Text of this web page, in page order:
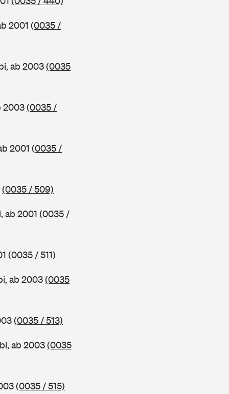
2001 (0035 /
ab 2003(0035
2003(0035 /
2001 (0035 /
(0035 / 509)
ab 2001 (0035 /
(0035 / 511)
ab 2003(0035
(0035 / 513)
ab 2003(0035
(0035 / 515)